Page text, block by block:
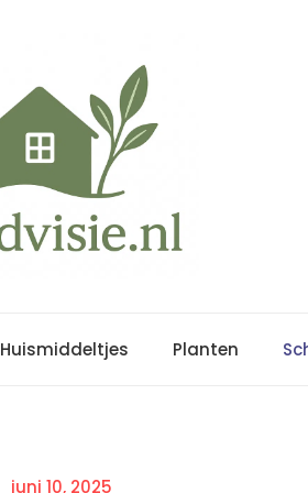
Huismiddeltjes Planten
Posted
juni 10, 2025